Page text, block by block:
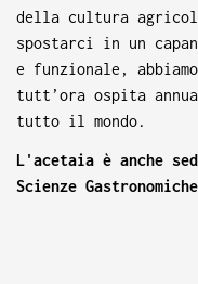
della cultura
spostarci in un
e funzionale,
tutt’ora ospita
tutto il mondo.
L'acetaia è anche
Scienze